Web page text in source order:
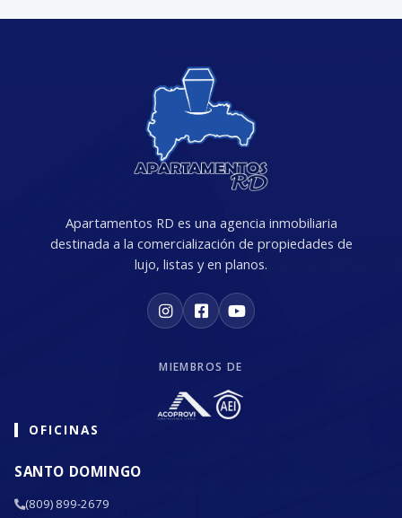
Apartamentos RD es una agencia inmobiliaria
destinada a la comercialización de propiedades de
lujo, listas y en planos.
MIEMBROS DE
OFICINAS
SANTO DOMINGO
(809) 899-2679